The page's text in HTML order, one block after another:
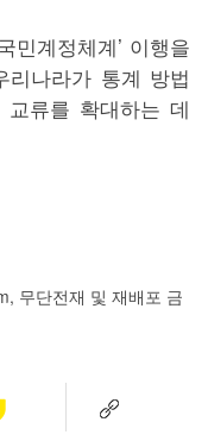
민계정체계’ 이행을
리나라가 통계 방법
류를 확대하는 데
무단전재 및 재배포 금